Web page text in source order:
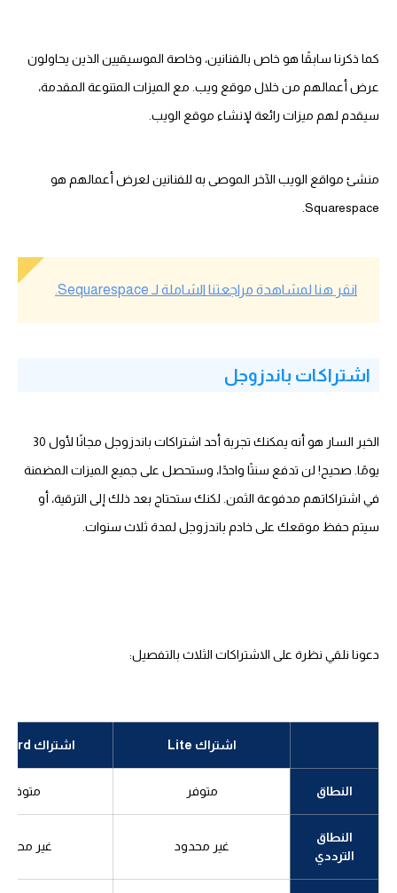
كما ذكرنا سابقًا هو خاص بالفنانين، وخاصة الموسيقيين الذين يحاولون
عرض أعمالهم من خلال موقع ويب. مع الميزات المتنوعة المقدمة،
سيقدم لهم ميزات رائعة لإنشاء موقع الويب.
منشئ مواقع الويب الآخر الموصى به للفنانين لعرض أعمالهم هو
Squarespace.
انقر هنا لمشاهدة مراجعتنا الشاملة لـ Sequarespace.
اشتراكات باندزوجل
الخبر السار هو أنه يمكنك تجربة أحد اشتراكات باندزوجل مجانًا لأول 30
يومًا. صحيح! لن تدفع سنتًا واحدًا، وستحصل على جميع الميزات المضمنة
في اشتراكاتهم مدفوعة الثمن. لكنك ستحتاج بعد ذلك إلى الترقية، أو
سيتم حفظ موقعك على خادم باندزوجل لمدة ثلاث سنوات.
دعونا نلقي نظرة على الاشتراكات الثلاث بالتفصيل:
اشتراك Lite اشتراك Standard
النطاق متوفر متوفر
النطاق
الترددي
غير محدود غير